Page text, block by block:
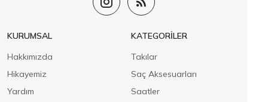
KURUMSAL
Hakkımızda
Hikayemiz
Yardım
KATEGORILER
Takılar
Saç Aksesuarları
Saatler